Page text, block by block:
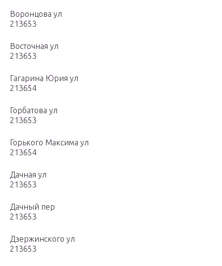
Воронцова ул
213653
Восточная ул
213653
Гагарина Юрия ул
213654
Горбатова ул
213653
Горького Максима ул
213654
Дачная ул
213653
Дачный пер
213653
Дзержинского ул
213653